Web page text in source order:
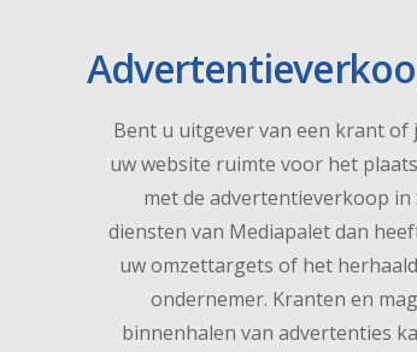
Bent u uitgever van een krant of
uw website ruimte voor het
met de advertentieverkoop in
diensten van Mediapalet dan
uw omzettargets of het
ondernemer. Kranten en
binnenhalen van advertenties